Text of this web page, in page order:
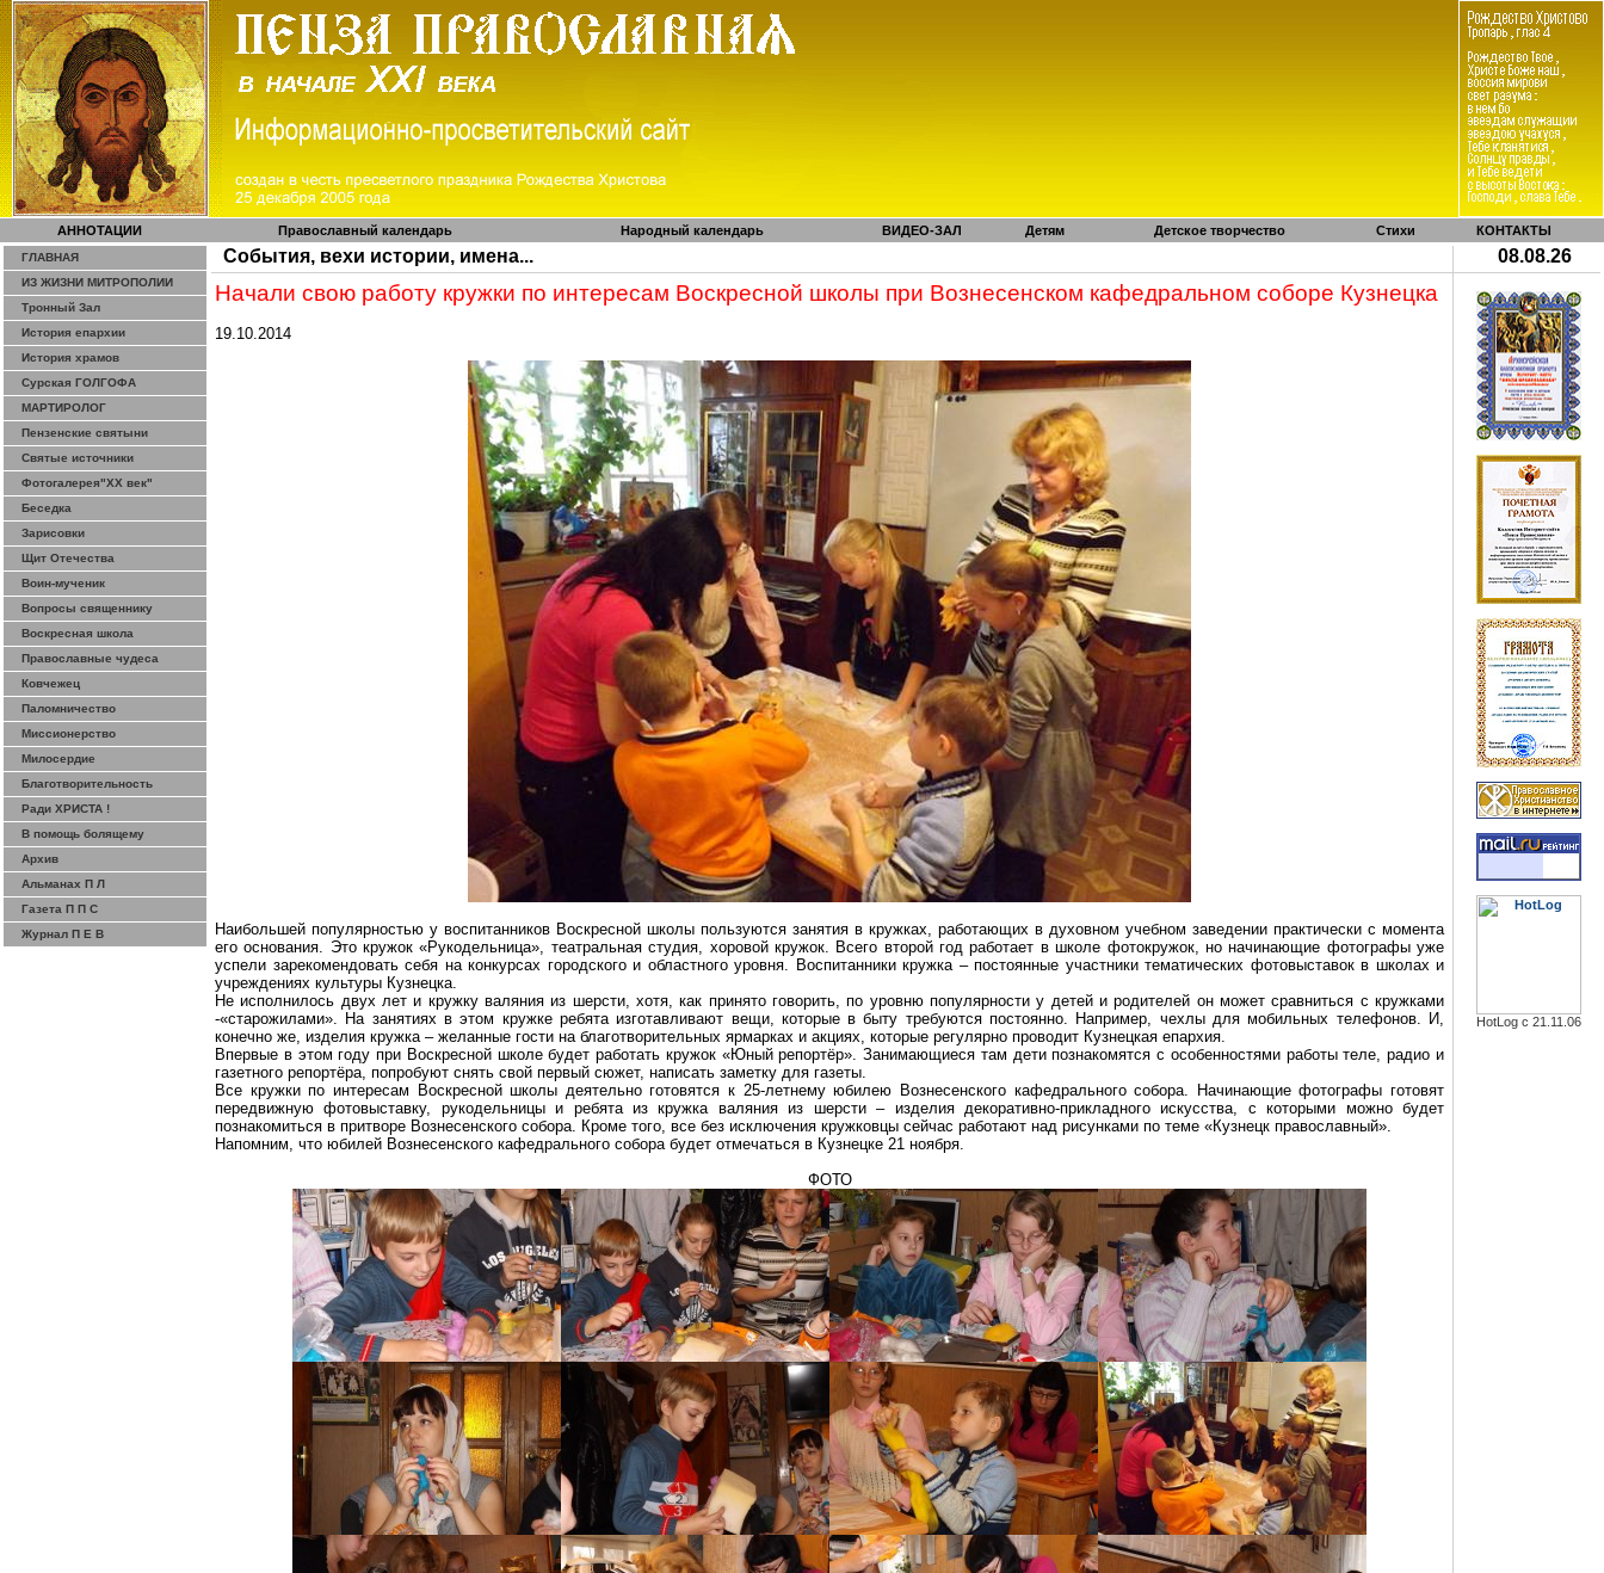
АННОТАЦИИ Православный календарь Народный календарь ВИДЕО-ЗАЛ Детям Детское творчество Стихи КОНТАКТЫ
ГЛАВНАЯ
ИЗ ЖИЗНИ МИТРОПОЛИИ
Тронный Зал
История епархии
История храмов
Сурская ГОЛГОФА
МАРТИРОЛОГ
Пензенские святыни
Святые источники
Фотогалерея"ХХ век"
Беседка
Зарисовки
Щит Отечества
Воин-мученик
Вопросы священнику
Воскресная школа
Православные чудеса
Ковчежец
Паломничество
Миссионерство
Милосердие
Благотворительность
Ради ХРИСТА !
В помощь болящему
Архив
Альманах П Л
Газета П П С
Журнал П Е В
События, вехи истории, имена... 08.08.26
Начали свою работу кружки по интересам Воскресной школы при Вознесенском кафедральном соборе Кузнецка
19.10.2014
Наибольшей популярностью у воспитанников Воскресной школы пользуются занятия в кружках, работающих в духовном учебном заведении практически с момента
его основания. Это кружок «Рукодельница», театральная студия, хоровой кружок. Всего второй год работает в школе фотокружок, но начинающие фотографы уже
успели зарекомендовать себя на конкурсах городского и областного уровня. Воспитанники кружка – постоянные участники тематических фотовыставок в школах и
учреждениях культуры Кузнецка.
Не исполнилось двух лет и кружку валяния из шерсти, хотя, как принято говорить, по уровню популярности у детей и родителей он может сравниться с кружками
-«старожилами». На занятиях в этом кружке ребята изготавливают вещи, которые в быту требуются постоянно. Например, чехлы для мобильных телефонов. И,
конечно же, изделия кружка – желанные гости на благотворительных ярмарках и акциях, которые регулярно проводит Кузнецкая епархия.
Впервые в этом году при Воскресной школе будет работать кружок «Юный репортёр». Занимающиеся там дети познакомятся с особенностями работытеле, радио и
газетного репортёра, попробуют снять свой первый сюжет, написать заметку для газеты.
Все кружки по интересам Воскресной школы деятельно готовятся к 25-летнему юбилею Вознесенского кафедрального собора. Начинающие фотографы готовят
передвижную фотовыставку, рукодельницыи ребята из кружка валяния из шерсти – изделия декоративно-прикладного искусства, с которыми можно будет
познакомиться в притворе Вознесенского собора. Кроме того, все без исключения кружковцы сейчас работают над рисунками по теме «Кузнецк православный».
Напомним, что юбилей Вознесенского кафедрального собора будет отмечаться в Кузнецке 21 ноября.
ФОТО
HotLog с 21.11.06